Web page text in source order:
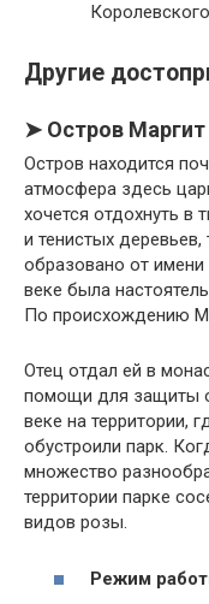
Другие
➤ Остров Маргит
Остров находится
атмосфера здесь
хочется отдохнуть в
и тенистых
образовано от
веке была
По происхождению
Отец отдал ей в
помощи для защиты
веке на территории,
обустроили парк.
множество
территории парке
видов розы.
Режим